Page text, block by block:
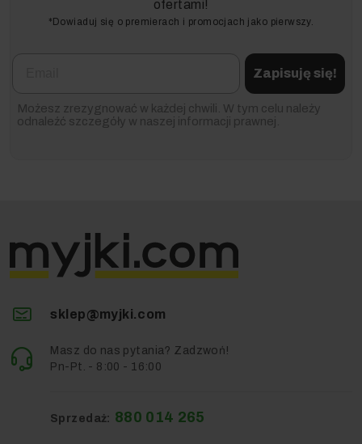
ofertami!
*Dowiaduj się o premierach i promocjach jako pierwszy.
Zapisuję się!
Możesz zrezygnować w każdej chwili. W tym celu należy
odnaleźć szczegóły w naszej informacji prawnej.
sklep@myjki.com
Masz do nas pytania? Zadzwoń!
Pn-Pt. - 8:00 - 16:00
Sprzedaż: 880 014 265